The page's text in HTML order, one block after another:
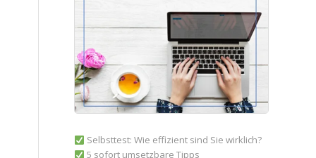
Selbsttest: Wie effizient sind Sie wirklich?
5 sofort umsetzbare Tipps